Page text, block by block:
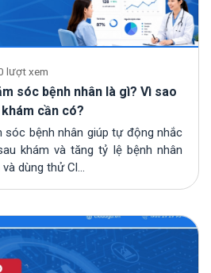
lượt xem
sóc bệnh nhân là gì? Vì sao
cần có?
sóc bệnh nhân giúp tự động nhắc
khám và tăng tỷ lệ bệnh nhân
dùng thử Cl...